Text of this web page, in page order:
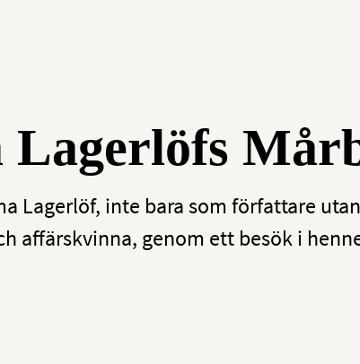
Lagerlöfs
Lagerlöf, inte bara som författare
affärskvinna, genom ett besök i